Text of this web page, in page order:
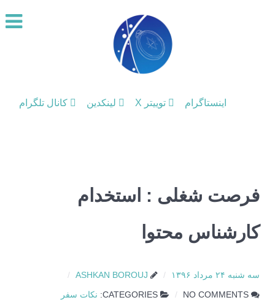
اینستاگرام توییتر X لینکدین کانال تلگرام
فرصت شغلی : استخدام
کارشناس محتوا
سه شنبه ۲۴ مرداد ۱۳۹۶ ASHKAN BOROUJ
NO COMMENTS
CATEGORIES: نکات سفر